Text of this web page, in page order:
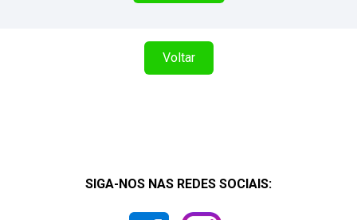
Voltar
SIGA-NOS NAS REDES SOCIAIS: